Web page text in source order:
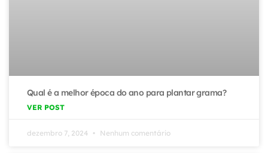
Qual é a melhor época do ano para plantar grama?
VER POST
dezembro 7, 2024 Nenhum comentário